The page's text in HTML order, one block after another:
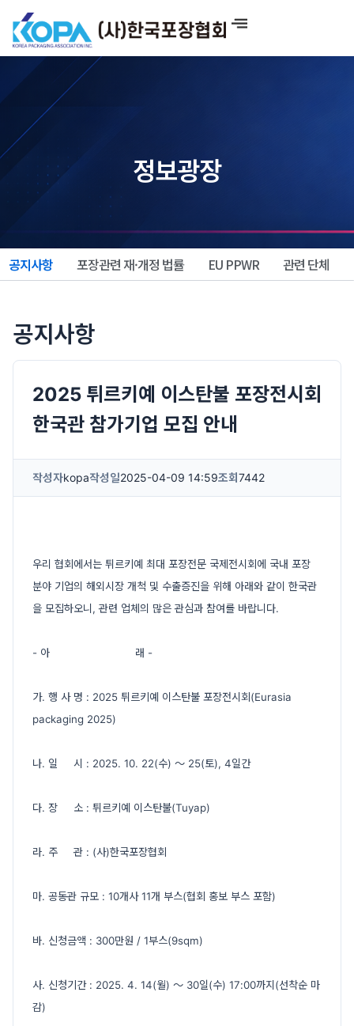
너
정보광장
공지사항 포장관련 재·개정 법률 EU PPWR 관련 단체
공지사항
2025 튀르키예 이스탄불 포장전시회
한국관 참가기업 모집 안내
작성자kopa작성일2025-04-09 14:59조회 7442
우리 협회에서는 튀르키예 최대 포장전문 국제전시회에 국내 포장
분야 기업의 해외시장 개척 및 수출증진을 위해 아래와 같이 한국관
을 모집하오니, 관련 업체의 많은 관심과 참여를 바랍니다.
- 아 래 -
가. 행 사 명 : 2025 튀르키예 이스탄불 포장전시회(Eurasia
packaging 2025)
나. 일 시 : 2025. 10. 22(수) ～ 25(토), 4일간
다. 장 소 : 튀르키예 이스탄불(Tuyap)
라. 주 관 : (사)한국포장협회
마. 공동관 규모 : 10개사 11개 부스(협회 홍보 부스 포함)
바. 신청금액 : 300만원 / 1부스(9sqm)
사. 신청기간 : 2025. 4. 14(월) ～ 30일(수) 17:00까지(선착순 마
감)